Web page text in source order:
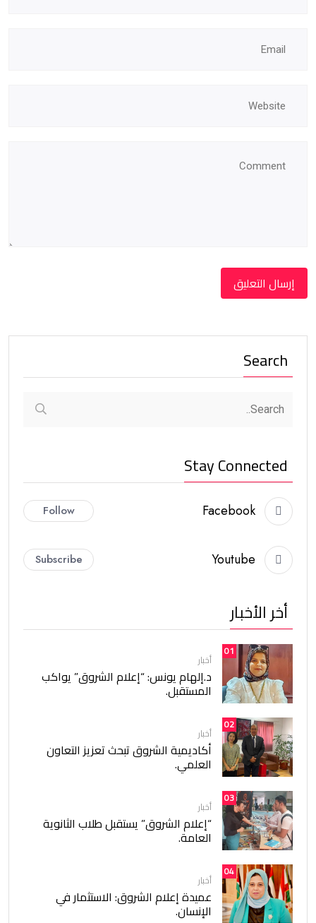
Search
Stay Connected
Facebook
Follow
Youtube
Subscribe
أخر الأخبار
01
أخبار
د.إلهام يونس: “إعلام الشروق” يواكب
المستقبل.
02
أخبار
أكاديمية الشروق تبحث تعزيز التعاون
العلمي.
03
أخبار
“إعلام الشروق” يستقبل طلاب الثانوية
العامة.
04
أخبار
عميدة إعلام الشروق: الاستثمار في
الإنسان.